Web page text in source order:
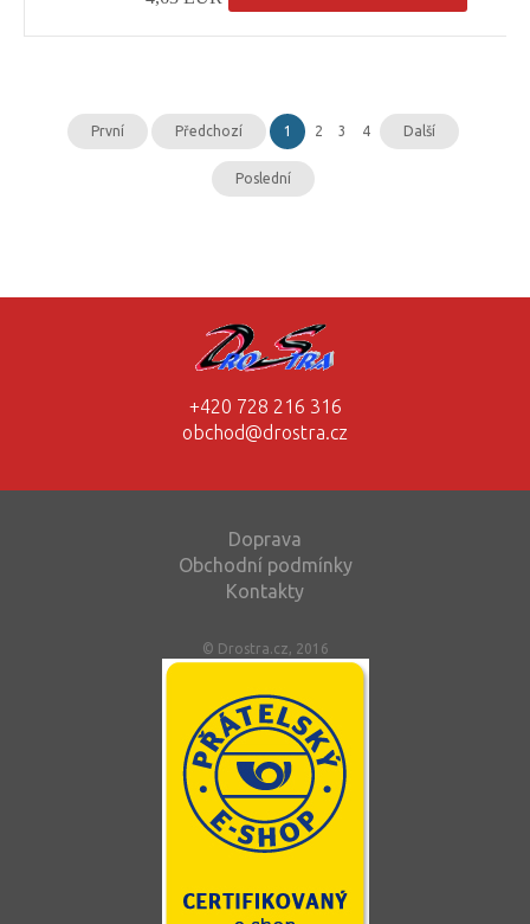
První Předchozí 1 2 3 4 Další
Poslední
+420 728 216 316
obchod@drostra.cz
Doprava
Obchodní podmínky
Kontakty
© Drostra.cz, 2016